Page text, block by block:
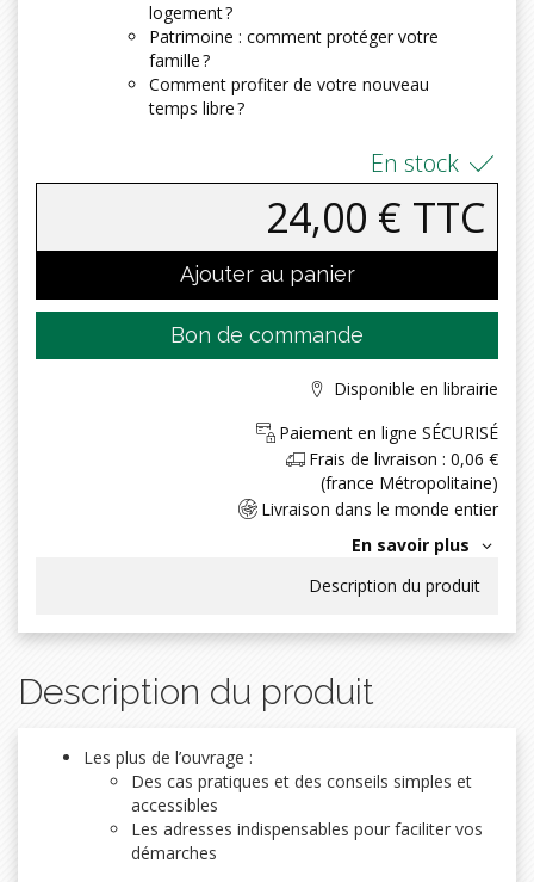
logement ?
Patrimoine : comment protéger votre
famille ?
Comment profiter de votre nouveau
temps libre ?
En stock
24,00 € TTC
Ajouter au panier
Bon de commande
Disponible en librairie
Paiement en ligne SÉCURISÉ
Frais de livraison : 0,06 €
(france Métropolitaine)
Livraison dans le monde entier
En savoir plus
Description du produit
Description du produit
Les plus de l’ouvrage :
Des cas pratiques et des conseils simples et
accessibles
Les adresses indispensables pour faciliter vos
démarches